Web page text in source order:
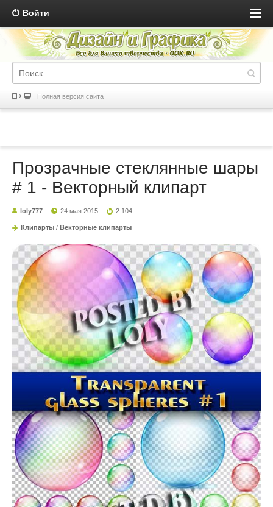
Войти
Полная версия сайта
Прозрачные стеклянные шары
# 1 - Векторный клипарт
loly777 24 мая 2015 2 104
Клипарты / Векторные клипарты